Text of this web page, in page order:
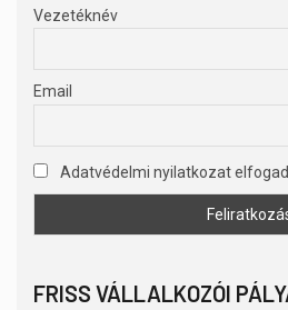
Vezetéknév
Email
Adatvédelmi nyilatkozat
FRISS VÁLLALKOZÓI